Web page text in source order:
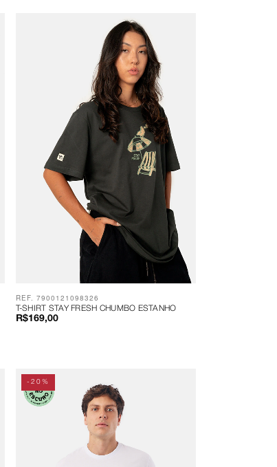
T-SHIRT STAY FRESH CHUMBO ESTANHO
R$169,00
REF. 7900121098326
-20%